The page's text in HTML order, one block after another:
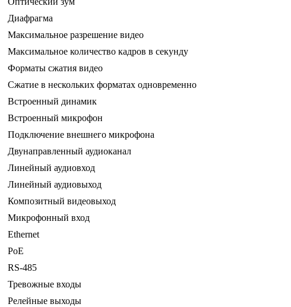
Диафрагма
Максимальное разрешение видео
Максимальное количество кадров в секунду
Форматы сжатия видео
Сжатие в нескольких форматах одновременно
Встроенный динамик
Встроенный микрофон
Подключение внешнего микрофона
Двунаправленный аудиоканал
Линейный аудиовход
Линейный аудиовыход
Композитный видеовыход
Микрофонный вход
Ethernet
PoE
RS-485
Тревожные входы
Релейные выходы